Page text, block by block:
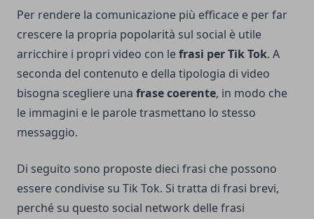
Per rendere la comunicazione più efficace e per far
crescere la propria popolarità sul social è utile
arricchire i propri video con lefrasi per Tik Tok. A
seconda del contenuto e della tipologia di video
bisogna scegliere una frase coerente, in modo che
le immagini e le parole trasmettano lo stesso
messaggio.
Di seguito sono proposte dieci frasi che possono
essere condivise su Tik Tok. Si tratta di frasi brevi,
perché su questo social network delle frasi